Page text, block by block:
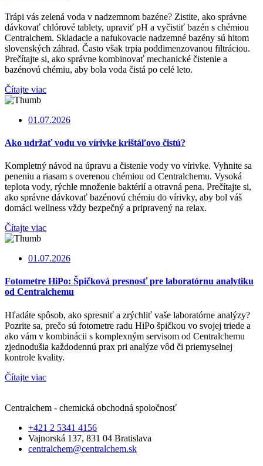
Trápi vás zelená voda v nadzemnom bazéne? Zistite, ako správne
dávkovať chlórové tablety, upraviť pH a vyčistiť bazén s chémiou
Centralchem. Skladacie a nafukovacie nadzemné bazény sú hitom
slovenských záhrad. Často však trpia poddimenzovanou filtráciou.
Prečítajte si, ako správne kombinovať mechanické čistenie a
bazénovú chémiu, aby bola voda čistá po celé leto.
Čítajte viac
01.07.2026
Ako udržať vodu vo vírivke krištáľovo čistú?
Kompletný návod na úpravu a čistenie vody vo vírivke. Vyhnite sa
peneniu a riasam s overenou chémiou od Centralchemu. Vysoká
teplota vody, rýchle množenie baktérií a otravná pena. Prečítajte si,
ako správne dávkovať bazénovú chémiu do vírivky, aby bol váš
domáci wellness vždy bezpečný a pripravený na relax.
Čítajte viac
01.07.2026
Fotometre HiPo: Špičková presnosť pre laboratórnu analytiku
od Centralchemu
Hľadáte spôsob, ako spresniť a zrýchliť vaše laboratórne analýzy?
Pozrite sa, prečo sú fotometre radu HiPo špičkou vo svojej triede a
ako vám v kombinácii s komplexným servisom od Centralchemu
zjednodušia každodennú prax pri analýze vôd či priemyselnej
kontrole kvality.
Čítajte viac
Centralchem - chemická obchodná spoločnosť
+421 2 5341 4156
Vajnorská 137, 831 04 Bratislava
centralchem@centralchem.sk